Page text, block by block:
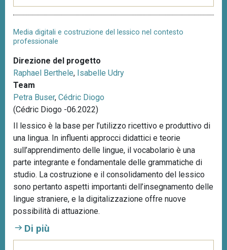
Media digitali e costruzione del lessico nel contesto
professionale
Direzione del progetto
Raphael Berthele, Isabelle Udry
Team
Petra Buser, Cédric Diogo
(Cédric Diogo -06.2022)
Il lessico è la base per l’utilizzo ricettivo e produttivo di
una lingua. In influenti approcci didattici e teorie
sull’apprendimento delle lingue, il vocabolario è una
parte integrante e fondamentale delle grammatiche di
studio. La costruzione e il consolidamento del lessico
sono pertanto aspetti importanti dell’insegnamento delle
lingue straniere, e la digitalizzazione offre nuove
possibilità di attuazione.
Di più